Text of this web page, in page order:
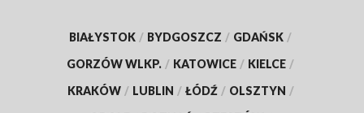
BIAŁYSTOK / BYDGOSZCZ / GDAŃSK /
GORZÓW WLKP. / KATOWICE / KIELCE /
KRAKÓW / LUBLIN / ŁÓDŹ / OLSZTYN /